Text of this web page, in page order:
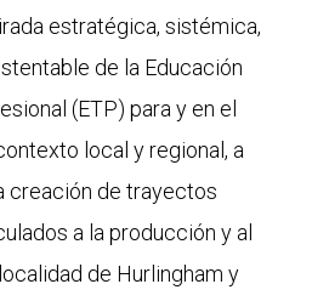
estratégica, sistémica,
de la Educación
(ETP) para y en el
local y regional, a
creación de trayectos
a la producción y al
de Hurlingham y